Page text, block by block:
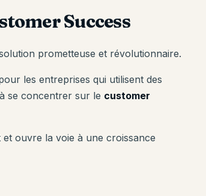
Success
prometteuse et révolutionnaire.
les entreprises qui utilisent des
se concentrer sur le customer
ouvre la voie à une croissance